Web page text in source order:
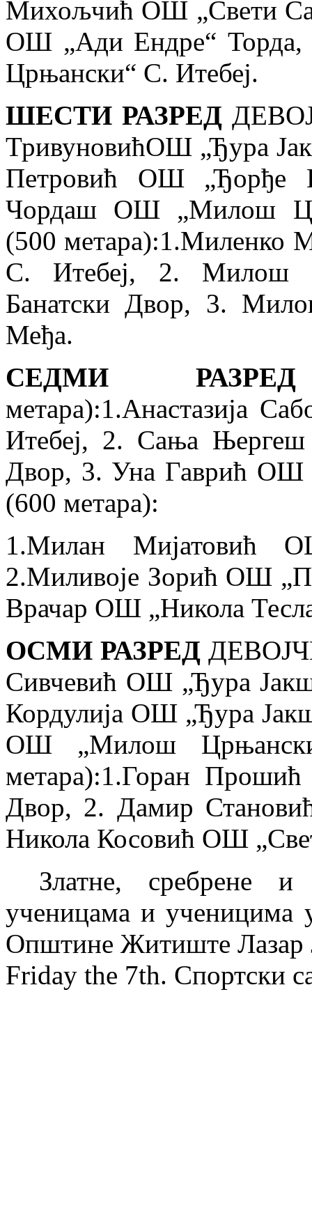
Михољчић ОШ „Свети
ОШ „Ади Ендре“
Црњански“ С. Итебеј.
ШЕСТИ РАЗРЕД
ТривуновићОШ „Ђура
Петровић ОШ „Ђорђе
Чордаш ОШ „Милош
(500 метара):1.Миленко
С. Итебеј, 2. Милош
Банатски Двор, 3.
Међа.
СЕДМИ
метара):1.Анастазија
Итебеј, 2. Сања
Двор, 3. Уна Гаврић ОШ
(600 метара):
1.Милан Мијатовић
2.Миливоје Зорић ОШ
Врачар ОШ „Никола
ОСМИ РАЗРЕД
Сивчевић ОШ „Ђура
Кордулија ОШ „Ђура
ОШ „Милош
метара):1.Горан Прошић
Двор, 2. Дамир
Никола Косовић ОШ
Златне, сребрене
ученицама и ученицима
Општине Житиште Лазар
Friday the 7th. Спортски